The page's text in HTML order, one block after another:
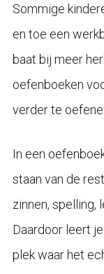
Sommige
en toe een
baat bij meer
oefenboeken
verder te
In een
staan van de
zinnen, spelling,
Daardoor leert
plek waar het